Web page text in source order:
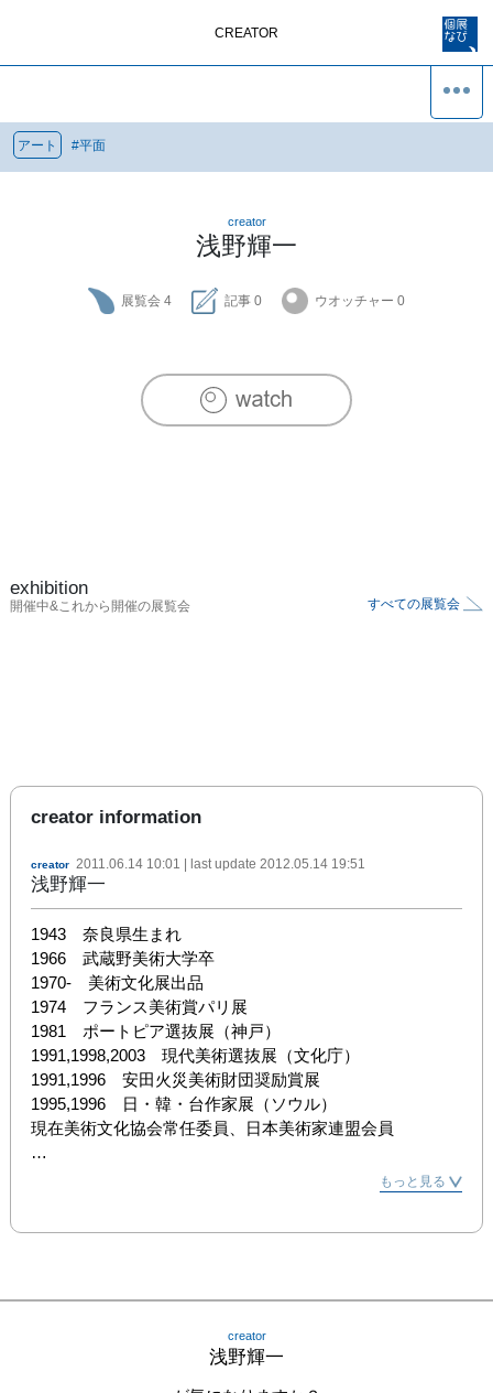
CREATOR
アート #平面
creator
浅野輝一
展覧会 4 記事 0 ウオッチャー 0
exhibition
開催中&これから開催の展覧会 すべての展覧会
creator information
creator 2011.06.14 10:01 | last update 2012.05.14 19:51
浅野輝一
1943　奈良県生まれ
1966　武蔵野美術大学卒
1970-　美術文化展出品
1974　フランス美術賞パリ展
1981　ポートピア選抜展（神戸）
1991,1998,2003　現代美術選抜展（文化庁）
1991,1996　安田火災美術財団奨励賞展
1995,1996　日・韓・台作家展（ソウル）
現在美術文化協会常任委員、日本美術家連盟会員
美術文化展会員努力賞、安田火災美術財団奨励賞他
もっと見る
creator
浅野輝一